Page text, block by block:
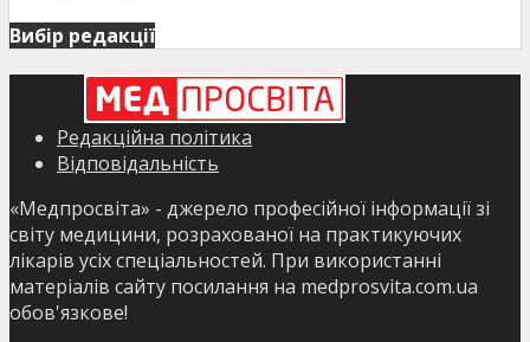
Вибір редакції
Редакційна політика
Відповідальність
«Медпросвіта» - джерело професійної інформації зі
світу медицини, розрахованої на практикуючих
лікарів усіх спеціальностей. При використанні
матеріалів сайту посилання на medprosvita.com.ua
обов'язкове!